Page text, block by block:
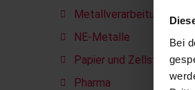
Bei
Metallverarbeitung
NE-Metalle
Papier und Zellstoff
Pharma